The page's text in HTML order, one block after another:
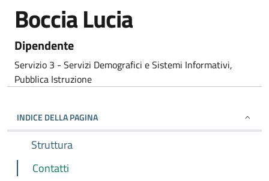
Boccia Lucia
Dipendente
Servizio 3 - Servizi Demografici e Sistemi Informativi,
Pubblica Istruzione
INDICE DELLA PAGINA
Struttura
Contatti